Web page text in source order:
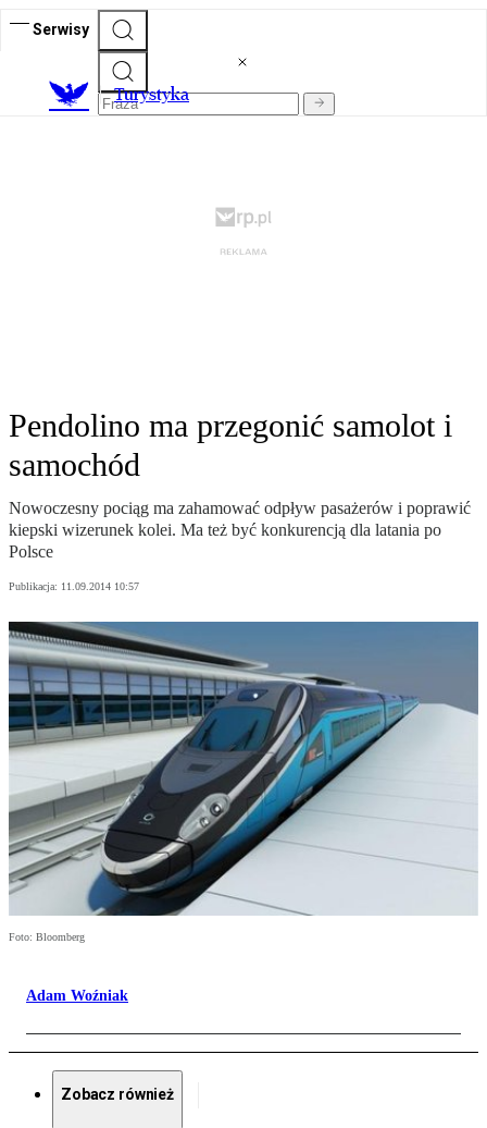
Serwisy
Turystyka
Pendolino ma przegonić samolot i
samochód
Nowoczesny pociąg ma zahamować odpływ pasażerów i poprawić
kiepski wizerunek kolei. Ma też być konkurencją dla latania po
Polsce
Publikacja: 11.09.2014 10:57
Foto: Bloomberg
Adam Woźniak
Zobacz również